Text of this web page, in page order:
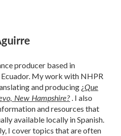
producer based in
Ecuador. My work with NHPR
and producing ¿Que
New Hampshire?. I also
and resources that
available locally in Spanish.
I cover topics that are often